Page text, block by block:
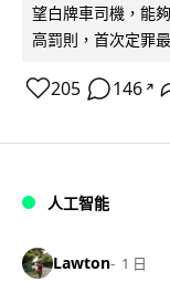
望白牌車司機，能
高罰則，首次定罪
205 146 ↗
人工智能
Lawton 1 日